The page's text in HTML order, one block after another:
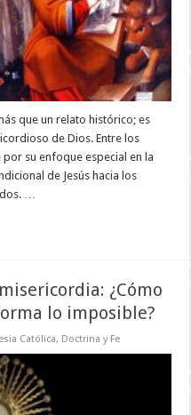
que un relato histórico; es
de Dios. Entre los
su enfoque especial en la
de Jesús hacia los
…
¿Cómo
lo imposible?
Católica, Doctrina y Fe